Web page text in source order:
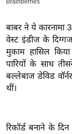
प
मि
सा
ल
बे
ल
बाबर ने ये कारनामा
वेस्ट इंडीज के
मुकाम हासिल किया
पारियों के साथ
बल्लेबाज डेविड
थीं।
रिकॉर्ड बनाने के